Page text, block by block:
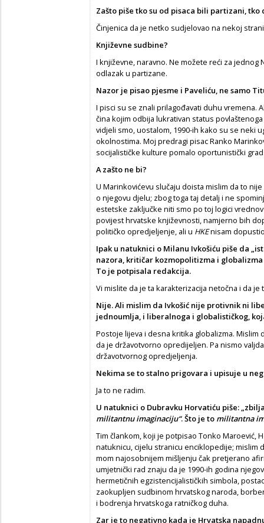
Zašto piše tko su od pisaca bili partizani, tko
Činjenica da je netko sudjelovao na nekoj
Književne sudbine?
I književne, naravno. Ne možete reći za jednog
odlazak u partizane.
Nazor je pisao pjesme i Paveliću, ne samo
I pisci su se znali prilagođavati duhu vremena.
čina kojim odbija lukrativan status
vidjeli smo, uostalom, 1990-ih kako su se neki
okolnostima. Moj predragi pisac Ranko
socijalističke kulture pomalo oportunistički
A zašto ne bi?
U Marinkovićevu slučaju doista mislim da to
o njegovu djelu; zbog toga taj detalj i ne
estetske zaključke niti smo po toj logici
povijest hrvatske književnosti, namjerno bih
političko opredjeljenje, ali u HKEnisam
Ipak u natuknici o Milanu Ivkošiću piše da
nazora, kritičar kozmopolitizma i
To je potpisala redakcija.
Vi mislite da je ta karakterizacija netočna i da
Nije. Ali mislim da Ivkošić nije protivnik ni
jednoumlja, i liberalnoga i globalističkog,
Postoje lijeva i desna kritika globalizma.
da je državotvorno opredijeljen. Pa nismo
državotvornog opredjeljenja.
Nekima se to stalno prigovara i upisuje u
Ja to ne radim.
U natuknici o Dubravku Horvatiću piše:
militantnu imaginaciju“. Što je to militantna
Tim člankom, koji je potpisao Tonko Maroević,
natuknicu, cijelu stranicu enciklopedije; mislim
mom najosobnijem mišljenju čak pretjerano
umjetnički rad znaju da je 1990-ih godina
hermetičnih egzistencijalističkih simbola,
zaokupljen sudbinom hrvatskog naroda,
i bodrenja hrvatskoga ratničkog duha.
Zar je to negativno kada je Hrvatska